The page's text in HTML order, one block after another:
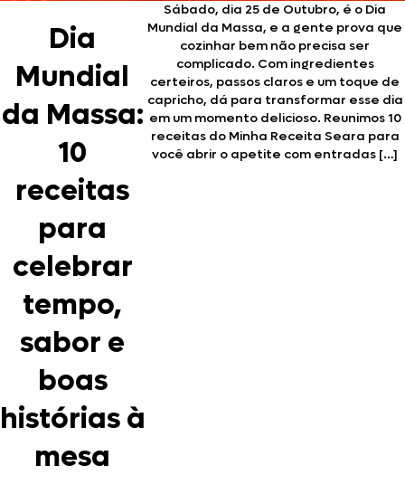
Dia
Mundial
da Massa:
10
receitas
para
celebrar
tempo,
sabor e
boas
histórias à
mesa
Sábado, dia 25 de Outubro, é o Dia
Mundial da Massa, e a gente prova que
cozinhar bem não precisa ser
complicado. Com ingredientes
certeiros, passos claros e um toque de
capricho, dá para transformar esse dia
em um momento delicioso. Reunimos 10
receitas do Minha Receita Seara para
você abrir o apetite com entradas […]